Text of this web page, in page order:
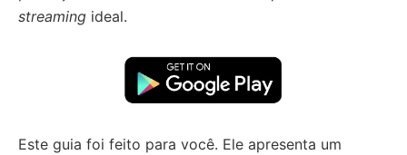
streaming ideal.
Este guia foi feito para você. Ele apresenta um